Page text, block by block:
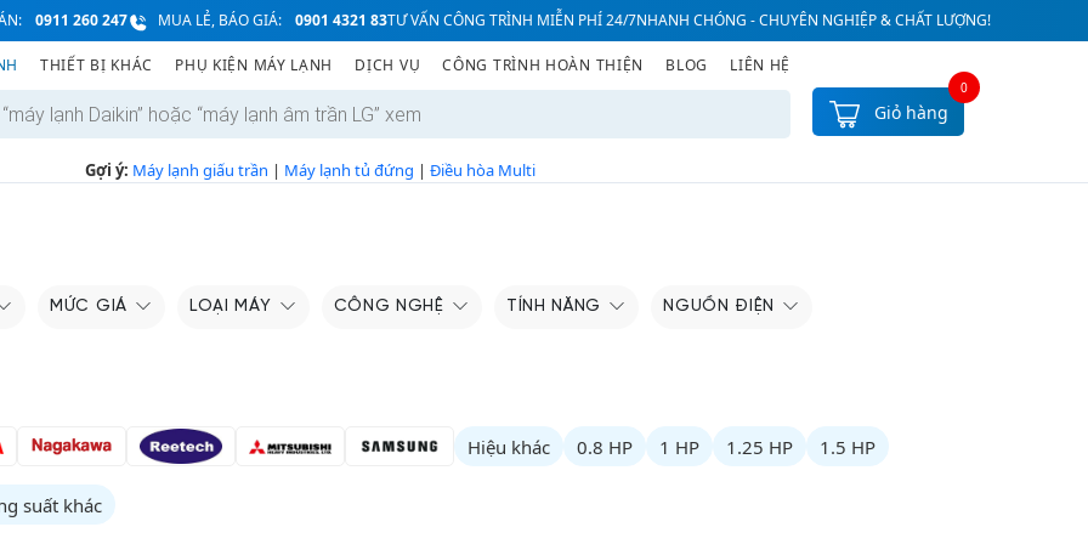
0911 260 247 MUA LẺ, BÁO GIÁ: 0901 4321 83TƯ VẤN CÔNG TRÌNH MIỄN PHÍ 24/7NHANH CHÓNG - CHUYÊN NGHIỆP & CHẤT LƯỢNG!
THIẾT BỊ KHÁC PHỤ KIỆN MÁY LẠNH DỊCH VỤ CÔNG TRÌNH HOÀN THIỆN BLOG LIÊN HỆ
Gợi ý: Máy lạnh giấu trần | Máy lạnh tủ đứng | Điều hòa Multi
Giỏ hàng
0
MỨC GIÁ LOẠI MÁY CÔNG NGHỆ TÍNH NĂNG NGUỒN ĐIỆN
Hiệu khác 0.8 HP 1 HP 1.25 HP 1.5 HP
suất khác